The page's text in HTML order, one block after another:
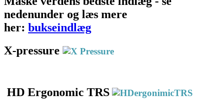
nedenunder og læs mere
her: bukseindlæg
X-pressure
HD Ergonomic TRS